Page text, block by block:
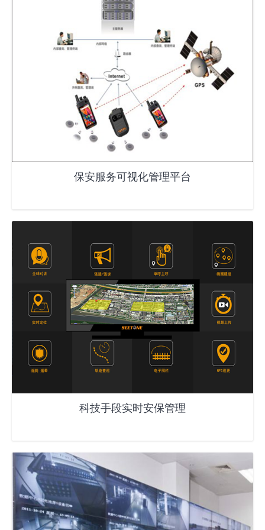
保安服务可视化管理平台
科技手段实时安保管理